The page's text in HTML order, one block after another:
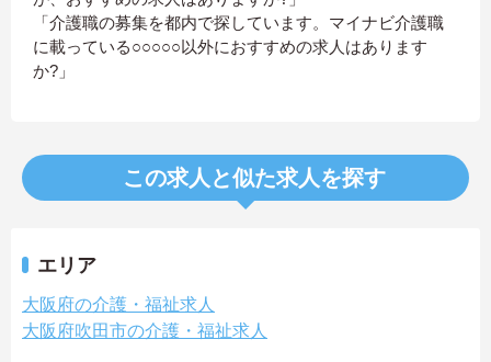
「介護職の募集を都内で探しています。マイナビ介護職
に載っている○○○○○以外におすすめの求人はあります
か?」
この求人と似た求人を探す
エリア
大阪府の介護・福祉求人
大阪府吹田市の介護・福祉求人